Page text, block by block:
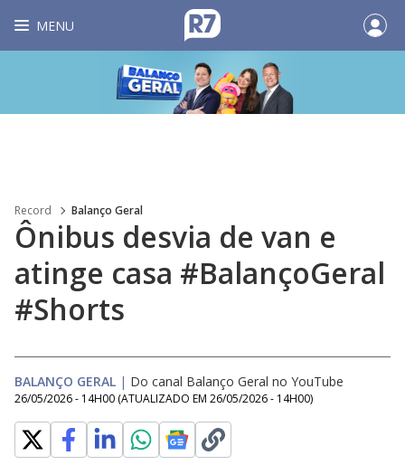
MENU
Record Balanço Geral
Ônibus desvia de van e
atinge casa #BalançoGeral
#Shorts
BALANÇO GERAL | Do canal Balanço Geral no YouTube
26/05/2026 - 14H00 (ATUALIZADO EM 26/05/2026 - 14H00)